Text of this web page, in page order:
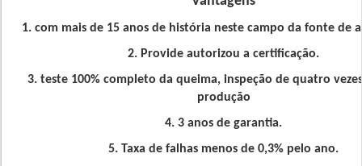
1. com mais de 15 anos de história neste campo da fonte de
2. Provide autorizou a certificação.
3. teste 100% completo da queima, inspeção de quatro
produção
4. 3 anos de garantia.
5. Taxa de falhas menos de 0,3% pelo ano.